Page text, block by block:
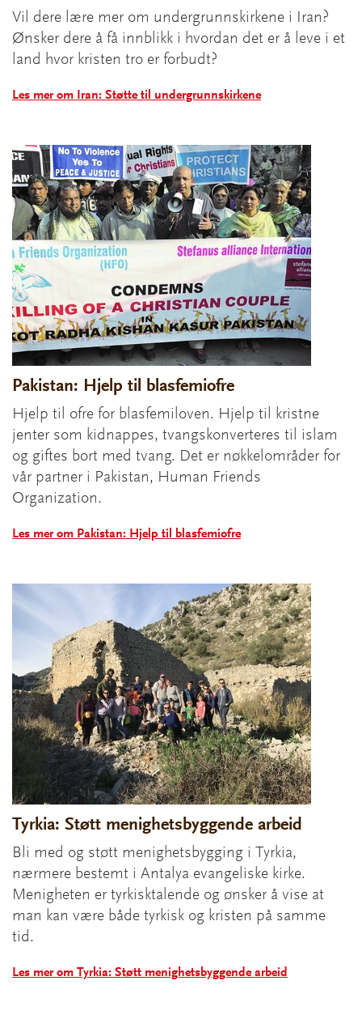
Vil dere lære mer om undergrunnskirkene i Iran?
Ønsker dere å få innblikk i hvordan det er å leve i et
land hvor kristen tro er forbudt?
Les mer om Iran: Støtte til undergrunnskirkene
Pakistan: Hjelp til blasfemiofre
Hjelp til ofre for blasfemiloven. Hjelp til kristne
jenter som kidnappes, tvangskonverteres til islam
og giftes bort med tvang. Det er nøkkelområder for
vår partner i Pakistan, Human Friends
Organization.
Les mer om Pakistan: Hjelp til blasfemiofre
Tyrkia: Støtt menighetsbyggende arbeid
Bli med og støtt menighetsbygging i Tyrkia,
nærmere bestemt i Antalya evangeliske kirke.
Menigheten er tyrkisktalende og ønsker å vise at
man kan være både tyrkisk og kristen på samme
tid.
Les mer om Tyrkia: Støtt menighetsbyggende arbeid